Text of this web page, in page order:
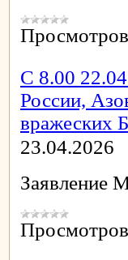
С 8.00
России,
вражеских
23.04.2026
Заявление